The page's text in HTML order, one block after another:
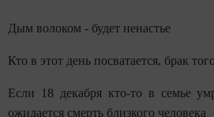
Дым волоком - будет ненастье
Кто в этот день посватается, брак
Если 18 декабря кто-то в семье
ожидается смерть близкого человека